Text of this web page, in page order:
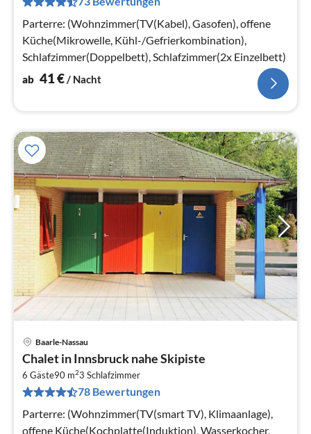
Parterre: (Wohnzimmer(TV(Kabel), Gasofen), offene
Küche(Mikrowelle, Kühl-/Gefrierkombination),
Schlafzimmer(Doppelbett), Schlafzimmer(2x Einzelbett)
ab 41€ / Nacht
Baarle-Nassau
Chalet in Innsbruck nahe Skipiste
6 Gäste90 m23 Schlafzimmer
78 Bewertungen
Parterre: (Wohnzimmer(TV(smart TV), Klimaanlage),
offene Küche(Kochplatte(Induktion), Wasserkocher,